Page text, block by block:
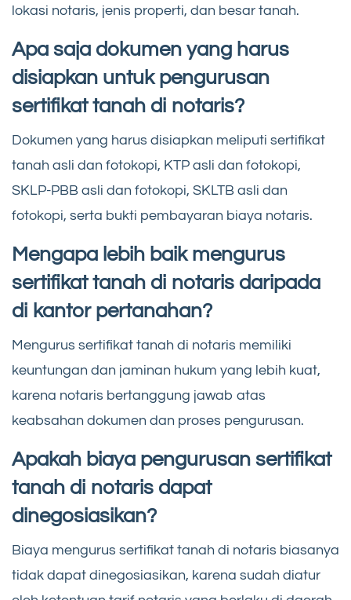
lokasi notaris, jenis properti, dan besar tanah.
Apa saja dokumen yang harus
disiapkan untuk pengurusan
sertifikat tanah di notaris?
Dokumen yang harus disiapkan meliputi sertifikat
tanah asli dan fotokopi, KTP asli dan fotokopi,
SKLP-PBB asli dan fotokopi, SKLTB asli dan
fotokopi, serta bukti pembayaran biaya notaris.
Mengapa lebih baik mengurus
sertifikat tanah di notaris daripada
di kantor pertanahan?
Mengurus sertifikat tanah di notaris memiliki
keuntungan dan jaminan hukum yang lebih kuat,
karena notaris bertanggung jawab atas
keabsahan dokumen dan proses pengurusan.
Apakah biaya pengurusan sertifikat
tanah di notaris dapat
dinegosiasikan?
Biaya mengurus sertifikat tanah di notaris biasanya
tidak dapat dinegosiasikan, karena sudah diatur